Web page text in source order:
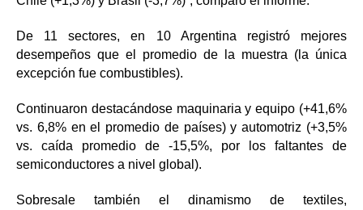
De 11 sectores, en 10 Argentina registró mejores
desempeños que el promedio de la muestra (la única
excepción fue combustibles).
Continuaron destacándose maquinaria y equipo (+41,6%
vs. 6,8% en el promedio de países) y automotriz (+3,5%
vs. caída promedio de -15,5%, por los faltantes de
semiconductores a nivel global).
Sobresale también el dinamismo de textiles,